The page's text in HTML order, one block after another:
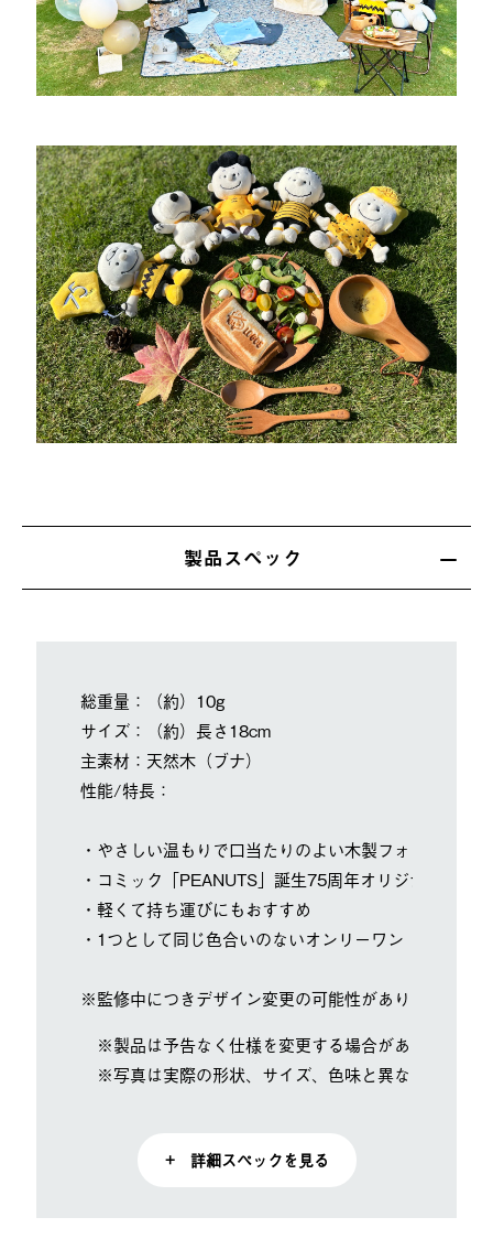
製品スペック
総重量：（約）10g
サイズ：（約）長さ18cm
主素材：天然木（ブナ）
性能/特長：
・やさしい温もりで口当たりのよい木製フォーク
・コミック「PEANUTS」誕生75周年オリジナルモデル
・軽くて持ち運びにもおすすめ
・1つとして同じ色合いのないオンリーワン
※監修中につきデザイン変更の可能性があります。
※製品は予告なく仕様を変更する場合があります。
※写真は実際の形状、サイズ、色味と異なる場合が
+ 詳細スペックを見る